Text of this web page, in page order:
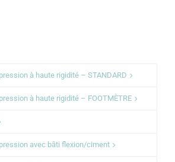
à haute rigidité – STANDARD
à haute rigidité – FOOTMÈTRE
avec bâti flexion/ciment